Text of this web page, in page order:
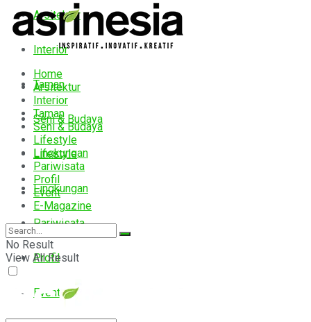
Arsitektur
Interior
Taman
Seni & Budaya
Lifestyle
Lingkungan
Pariwisata
Profil
Event
Home
Arsitektur
Interior
Taman
Seni & Budaya
Lifestyle
Lingkungan
Pariwisata
Profil
Event
E-Magazine
No Result
View All Result